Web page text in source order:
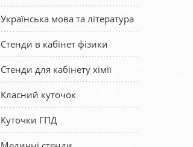
Українська мова та література
Стенди в кабінет фізики
Стенди для кабінету хімії
Класний куточок
Куточки ГПД